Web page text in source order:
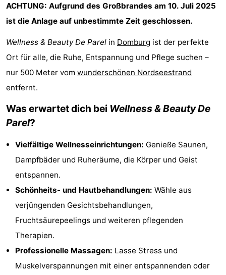
Park
Loverendale
-
Résidence
Wijngaerde
Campingplätze
Ferienhäuser
-
Buitenhof
Domburg
-
Hof
-
Zimmer
Frühstück)
Strand
ACHTUNG: Aufgrund des Großbrandes am 10. Juli 2025
ist die Anlage auf unbestimmte Zeit geschlossen.
Wellness & Beauty De Parel in Domburg ist der perfekte
Ort für alle, die Ruhe, Entspannung und Pflege suchen –
nur 500 Meter vom wunderschönen Nordseestrand
entfernt.
Was erwartet dich bei Wellness & Beauty De
Parel?
Vielfältige Wellnesseinrichtungen: Genieße Saunen,
Dampfbäder und Ruheräume, die Körper und Geist
entspannen.
Schönheits- und Hautbehandlungen: Wähle aus
verjüngenden Gesichtsbehandlungen,
Fruchtsäurepeelings und weiteren pflegenden
Therapien.
Professionelle Massagen: Lasse Stress und
Muskelverspannungen mit einer entspannenden oder